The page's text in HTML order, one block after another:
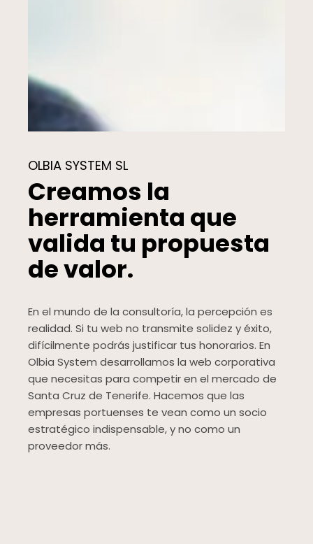
OLBIA SYSTEM SL
Creamos la
herramienta que
valida tu propuesta
de valor.
En el mundo de la consultoría, la percepción es
realidad. Si tu web no transmite solidez y éxito,
difícilmente podrás justificar tus honorarios. En
Olbia System desarrollamos la web corporativa
que necesitas para competir en el mercado de
Santa Cruz de Tenerife. Hacemos que las
empresas portuenses te vean como un socio
estratégico indispensable, y no como un
proveedor más.